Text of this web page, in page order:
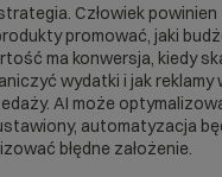
Człowiek powinien
promować, jaki
ma konwersja, kiedy
wydatki i jak reklamy
AI może
automatyzacja
błędne założenie.